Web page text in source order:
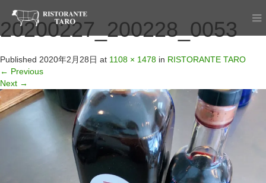
20200227_200228_0053
Published 2020年2月28日 at 1108 × 1478 in RISTORANTE TARO
← Previous
Next →